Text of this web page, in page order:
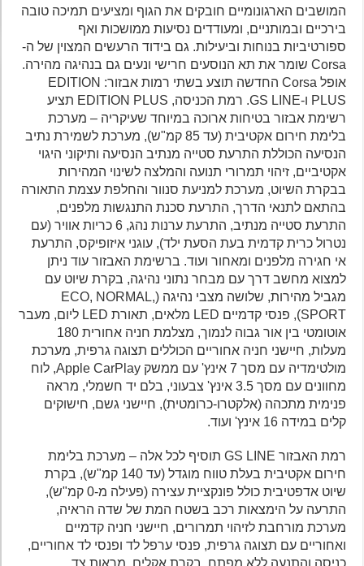
המושבים הארגונומיים חובקים את הגוף ומציעים תמיכה טובה
בירכיים ובמותניים, ומעודדים נסיעות ממושכות ואף
ספורטיביות בנוחות וביעילות. גם בידוד הרעשים המצוין של ה-
Corsa שומר את תא הנוסעים חרישי ונעים גם בנהיגה מהירה.
אופל Corsa החדשה תוצע בשתי רמות אבזור: EDITION
PLUS ו-GS LINE. רמת הכניסה, EDITION PLUS תציע
רשימת אבזור בטיחות ארוכה במיוחד שעיקריה – מערכת
בלימת חירום אקטיבית (עד 85 קמ"ש), מערכת לשמירת נתיב
הנסיעה הכוללת התרעת סטייה מנתיב הנסיעה ותיקוני היגוי
אקטיביים, זיהוי תמרורי תנועה והמלצה לשינוי המהירות
בבקרת השיוט, מערכת למניעת סנוור והחלפת עצמת התאורה
בהתאם לתנאי הדרך, התרעת סכנת התנגשות מלפנים,
התרעת סטייה מנתיב, התרעת ערנות נהג, 6 כריות אוויר (עם
נטרול כרית קדמית בעת הסעת ילד), עוגני איזופיקס, התרעת
אי חגירה מלפנים ומאחור ועוד. ברשימת האבזור עוד ניתן
למצוא מחשב דרך עם מבחר נתוני נהיגה, בקרת שיוט עם
מגביל מהירות, שלושה מצבי נהיגה (ECO, NORMAL,
SPORT), פנסי קדמיים LED מלאים, תאורת LED ליום, מעבר
אוטומטי בין אור גבוה לנמוך, מצלמת חניה אחורית 180
מעלות, חיישני חניה אחוריים הכוללים תצוגה גרפית, מערכת
מולטימדיה עם מסך 7 אינץ' עם ממשק Apple CarPlay, לוח
מחוונים עם מסך 3.5 אינץ' צבעוני, בלם יד חשמלי, מראה
פנימית מתכהה (אלקטרו-כרומטית), חיישני גשם, חישוקים
קלים במידה 16 אינץ' ועוד.
רמת האבזור GS LINE תוסיף לכל אלה – מערכת בלימת
חירום אקטיבית בעלת טווח מוגדל (עד 140 קמ"ש), בקרת
שיוט אדפטיבית כולל פונקציית עצירה (פעילה מ-0 קמ"ש),
התרעה על הימצאות רכב בשטח המת של שדה הראיה,
מערכת מורחבת לזיהוי תמרורים, חיישני חניה קדמיים
ואחוריים עם תצוגה גרפית, פנסי ערפל לד ופנסי לד אחוריים,